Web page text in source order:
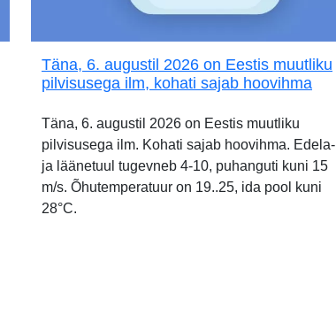
Täna, 6. augustil 2026 on Eestis muutliku
pilvisusega ilm, kohati sajab hoovihma
Täna, 6. augustil 2026 on Eestis muutliku
pilvisusega ilm. Kohati sajab hoovihma. Edela-
ja läänetuul tugevneb 4-10, puhanguti kuni 15
m/s. Õhutemperatuur on 19..25, ida pool kuni
28°C.